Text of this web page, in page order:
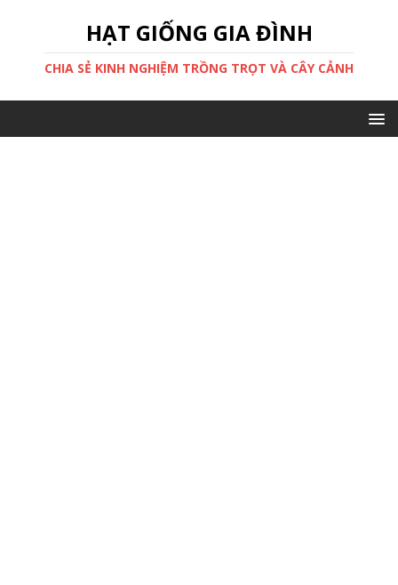
HẠT GIỐNG GIA ĐÌNH
CHIA SẺ KINH NGHIỆM TRỒNG TRỌT VÀ CÂY CẢNH